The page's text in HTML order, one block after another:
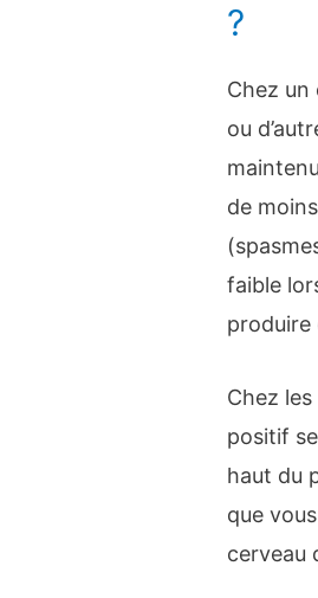
?
Chez un
ou
de
faible
produire
Chez
positif
haut du
que
cerveau